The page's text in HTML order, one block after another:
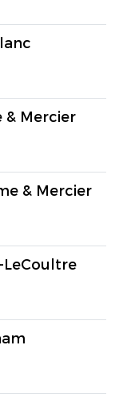
& Mercier
& Mercier
LeCoultre